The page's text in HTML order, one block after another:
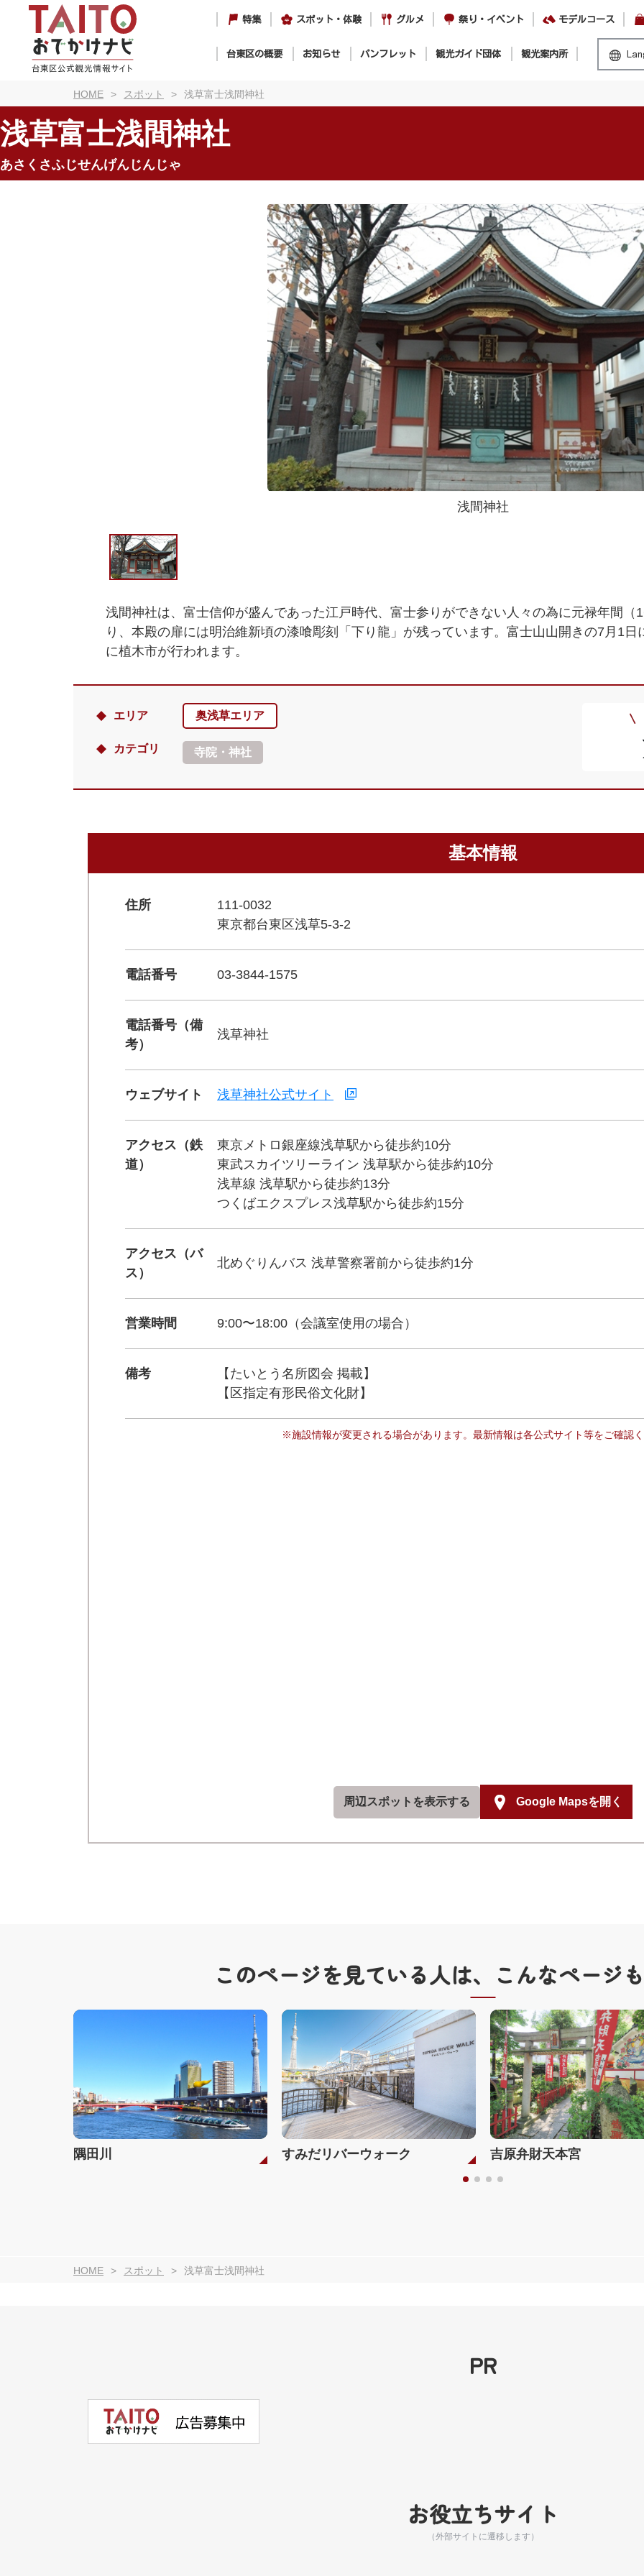
特集 スポット・体験 グルメ 祭り・イベント モデルコース
台東区の概要 お知らせ パンフレット 観光ガイド団体 観光案内所
HOME スポット 浅草富士浅間神社
浅草富士浅間神社
あさくさふじせんげんじんじゃ
浅間神社
浅間神社は、富士信仰が盛んであった江戸時代、富士参りができない人々の為に元禄年間（
り、本殿の扉には明治維新頃の漆喰彫刻「下り龍」が残っています。富士山山開きの7月1
に植木市が行われます。
エリア 奥浅草エリア
カテゴリ 寺院・神社
基本情報
住所
111-0032
東京都台東区浅草5-3-2
電話番号 03-3844-1575
電話番号（備
考）
浅草神社
ウェブサイト 浅草神社公式サイト
アクセス（鉄
道）
東京メトロ銀座線浅草駅から徒歩約10分
東武スカイツリーライン 浅草駅から徒歩約10分
浅草線 浅草駅から徒歩約13分
つくばエクスプレス浅草駅から徒歩約15分
アクセス（バ
ス）
北めぐりんバス 浅草警察署前から徒歩約1分
営業時間 9:00〜18:00（会議室使用の場合）
備考
【たいとう名所図会 掲載】
【区指定有形民俗文化財】
※施設情報が変更される場合があります。最新情報は各公式サイト等をご確認
周辺スポットを表示する Google Mapsを開く
このページを見ている人は、 こんなページ
隅田川 すみだリバーウォーク 吉原弁財天本宮
HOME スポット 浅草富士浅間神社
PR
お役立ちサイト
（外部サイトに遷移します）